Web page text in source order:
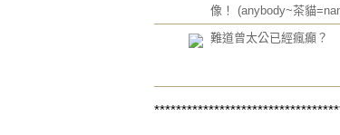
像！ (anybody~茶貓
難道曾太公已經瘋癲？